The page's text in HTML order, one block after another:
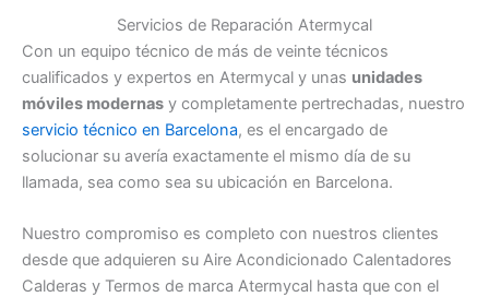
Servicios de Reparación Atermycal
Con un equipo técnico de más de veinte técnicos
cualificados y expertos en Atermycal y unas unidades
móviles modernas y completamente pertrechadas, nuestro
servicio técnico en Barcelona, es el encargado de
solucionar su avería exactamente el mismo día de su
llamada, sea como sea su ubicación en Barcelona.
Nuestro compromiso es completo con nuestros clientes
desde que adquieren su Aire Acondicionado Calentadores
Calderas y Termos de marca Atermycal hasta que con el